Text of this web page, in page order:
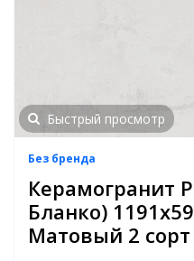
Быстрый просмотр
Без бренда
Керамогранит
Бланко)
Матовый 2 сорт